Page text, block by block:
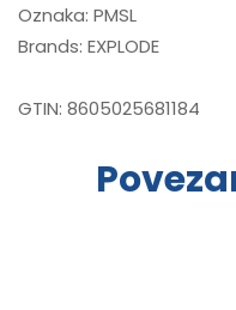
Oznaka: PMSL
Brands: EXPLODE
GTIN: 8605025681184